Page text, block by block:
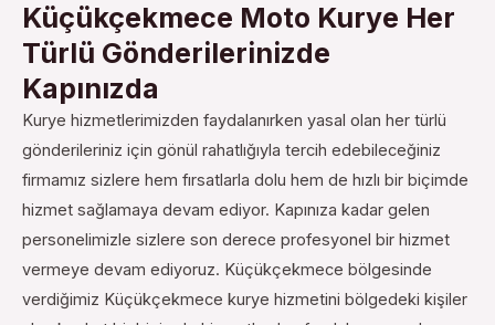
Küçükçekmece Moto Kurye Her
Türlü Gönderilerinizde
Kapınızda
Kurye hizmetlerimizden faydalanırken yasal olan her türlü
gönderileriniz için gönül rahatlığıyla tercih edebileceğiniz
firmamız sizlere hem fırsatlarla dolu hem de hızlı bir biçimde
hizmet sağlamaya devam ediyor. Kapınıza kadar gelen
personelimizle sizlere son derece profesyonel bir hizmet
vermeye devam ediyoruz. Küçükçekmece bölgesinde
verdiğimiz Küçükçekmece kurye hizmetini bölgedeki kişiler